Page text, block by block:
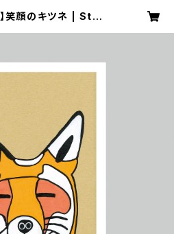
】笑顔のキツネ | Stud